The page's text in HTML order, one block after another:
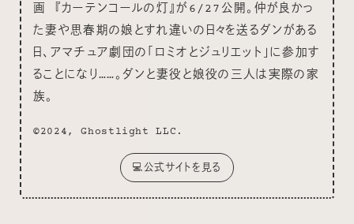
画 『カーテンコールの灯』が6/27公開。仲が良かっ
た妻や思春期の娘とすれ違いの日々を送るダンがある
日、アマチュア劇団の「ロミオとジュリエット」に参加す
ることになり……。ダンと妻役と娘役の三人は実際の家
族。
©2024, Ghostlight LLC.
💻公式サイトを見る